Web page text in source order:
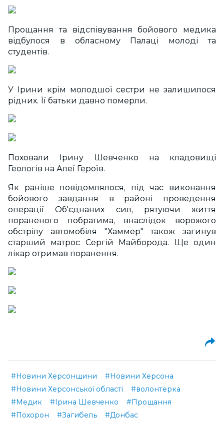
Прощання та відспівування бойового медика
відбулося в обласному Палаці молоді та
студентів.
У Ірини крім молодшої сестри не залишилося
рідних. Її батьки давно померли.
Поховали Ірину Шевченко на кладовищі
Геологів на Алеї Героїв.
Як раніше повідомлялося, під час виконання
бойового завдання в районі проведення
операції Об'єднаних сил, рятуючи життя
пораненого побратима, внаслідок ворожого
обстрілу автомобіля "Хаммер" також загинув
старший матрос Сергій Майборода. Ще один
лікар отримав поранення.
#Новини Херсонщини
#Новини Херсона
#Новини Херсонської області
#волонтерка
#Медик
#Ірина Шевченко
#Прощання
#Похорон
#Загибель #Донбас